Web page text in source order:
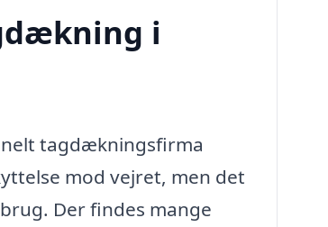
i
tagdækningsfirma
mod vejret, men det
Der findes mange